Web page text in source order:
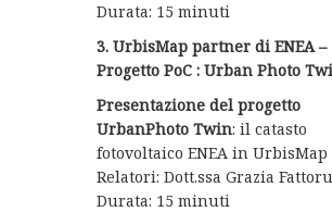
Durata: 15 minuti
3. UrbisMap partner di ENEA –
Progetto PoC : Urban Photo
Presentazione del progetto
UrbanPhoto Twin: il catasto
fotovoltaico ENEA in UrbisMap
Relatori: Dott.ssa Grazia
Durata: 15 minuti